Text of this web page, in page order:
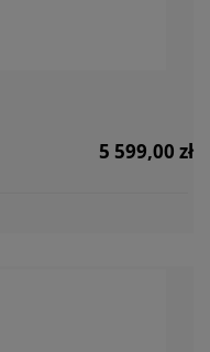
5 599,00 zł